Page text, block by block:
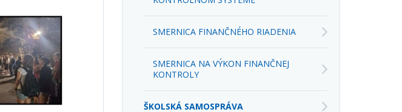
SMERNICA NA VÝKON FINANČNEJ
ŠKOLSKÁ SAMOSPRÁVA
PEDAGOGICKÁ RADA